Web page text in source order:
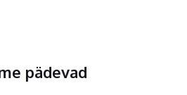
pädevad